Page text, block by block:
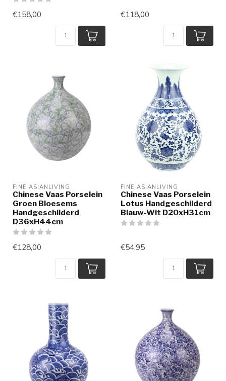
€158,00 €118,00
FINE ASIANLIVING
Chinese Vaas Porselein
Groen Bloesems
Handgeschilderd
D36xH44cm
€128,00
FINE ASIANLIVING
Chinese Vaas Porselein
Lotus Handgeschilderd
Blauw-Wit D20xH31cm
€54,95